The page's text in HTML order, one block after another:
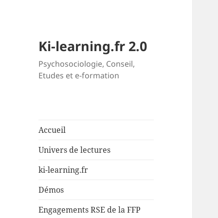
Ki-learning.fr 2.0
Psychosociologie, Conseil,
Etudes et e-formation
Accueil
Univers de lectures
ki-learning.fr
Démos
Engagements RSE de la FFP